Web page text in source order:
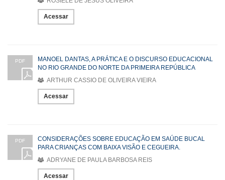
Acessar
PDF
MANOEL DANTAS, A PRÁTICA E O DISCURSO EDUCACIONAL
NO RIO GRANDE DO NORTE DA PRIMEIRA REPÚBLICA
ARTHUR CASSIO DE OLIVEIRA VIEIRA
Acessar
PDF
CONSIDERAÇÕES SOBRE EDUCAÇÃO EM SAÚDE BUCAL
PARA CRIANÇAS COM BAIXA VISÃO E CEGUEIRA.
ADRYANE DE PAULA BARBOSA REIS
Acessar